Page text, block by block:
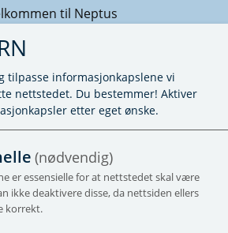
til Neptus
12MM
tilpasse informasjonkapslene vi
nettstedet. Du bestemmer! Aktiver
etter eget ønske.
(nødvendig)
er essensielle for at nettstedet skal være
ikke deaktivere disse, da nettsiden ellers
korrekt.